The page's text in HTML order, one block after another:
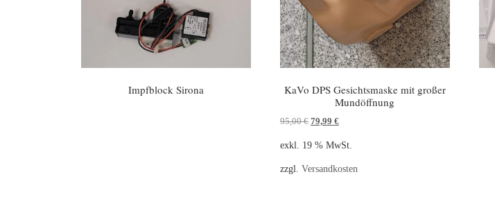
Impfblock Sirona
KaVo DPS Gesichtsmaske mit großer
Mundöffnung
95,00€ 79,99 €
exkl. 19 % MwSt.
zzgl. Versandkosten